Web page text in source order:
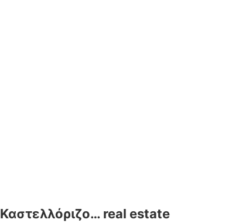
Καστελλόριζο… real estate